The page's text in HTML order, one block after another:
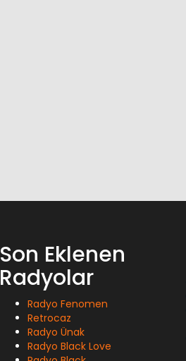
Son Eklenen
Radyolar
Radyo Fenomen
Retrocaz
Radyo Ünak
Radyo Black Love